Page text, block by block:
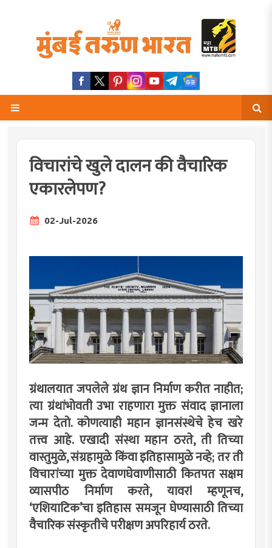
विचारांचे खुले दालन की वैचारिक
एकारलेपण?
02-Jul-2026
ग्रंथालयात जपलेले ग्रंथ ज्ञान निर्माण करीत नाहीत;
त्या ग्रंथांभोवती उभा राहणारा मुक्त संवाद ज्ञानाला
जन्म देतो. कोणत्याही महान ज्ञानसंस्थेचे हेच खरे
तत्त्व आहे. एखादी संस्था महान ठरते, ती तिच्या
वास्तुमुळे, संग्रहामुळे किंवा इतिहासामुळे नव्हे; तर ती
विचारांच्या मुक्त देवाणघेवाणीसाठी कितपत सक्षम
व्यासपीठ निर्माण करते, यावर! म्हणूनच,
‘एशियाटिक’चा इतिहास समजून घेण्यासाठी तिच्या
वैचारिक संस्कृतीचे परीक्षण अपरिहार्य ठरते.